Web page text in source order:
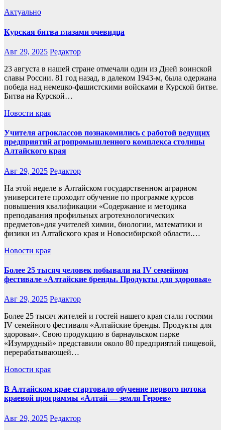
Актуально
Курская битва глазами очевидца
Авг 29, 2025 Редактор
23 августа в нашей стране отмечали один из Дней воинской
славы России. 81 год назад, в далеком 1943-м, была одержана
победа над немецко-фашистскими войсками в Курской битве.
Битва на Курской…
Новости края
Учителя агроклассов познакомились с работой ведущих
предприятий агропромышленного комплекса столицы
Алтайского края
Авг 29, 2025 Редактор
На этой неделе в Алтайском государственном аграрном
университете проходит обучение по программе курсов
повышения квалификации «Содержание и методика
преподавания профильных агротехнологических
предметов»для учителей химии, биологии, математики и
физики из Алтайского края и Новосибирской области.…
Новости края
Более 25 тысяч человек побывали на IV семейном
фестивале «Алтайские бренды. Продукты для здоровья»
Авг 29, 2025 Редактор
Более 25 тысяч жителей и гостей нашего края стали гостями
IV семейного фестиваля «Алтайские бренды. Продукты для
здоровья». Свою продукцию в барнаульском парке
«Изумрудный» представили около 80 предприятий пищевой,
перерабатывающей…
Новости края
В Алтайском крае стартовало обучение первого потока
краевой программы «Алтай — земля Героев»
Авг 29, 2025 Редактор